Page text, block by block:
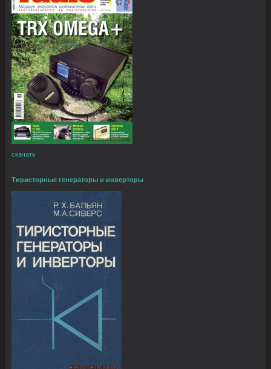
скачать
Тиристорные генераторы и инверторы